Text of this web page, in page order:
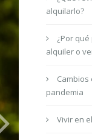
0 € a 9.000.000 €
de búsqueda
alquilarlo?
¿Por
alquiler o
pandemia
Vivir en